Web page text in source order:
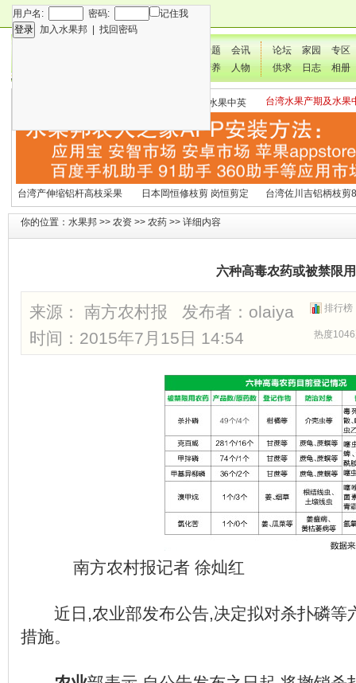
用户名: 密码:
记住我
加入水果邦
找回密码
专题
会讯
营养 人物
论坛 家园
专区
供求
日志 相册
国外水果产期及水果中英
台湾水果产期及水果
文表
台湾产伸缩铝杆高枝采果
剪2270#
日本岡恒修枝剪 岗恒剪定
铗200
台湾佐川吉铝柄枝剪
（欧洲款式）
你的位置： 水果邦 >> 农资 >> 农药 >> 详细内容
六种高毒农药或被禁限用
排行榜
来源： 南方农村报 发布者： olaiya
热度
时间：2015年7月15日 14:54
南方农村报记者 徐灿红
近日,农业部发布公告,决定拟对杀扑磷等
措施。